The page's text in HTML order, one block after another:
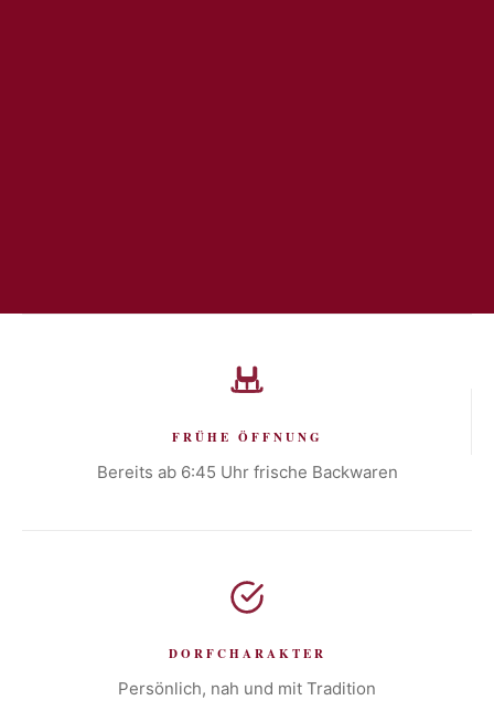
FRÜHE ÖFFNUNG
Bereits ab 6:45 Uhr frische Backwaren
DORFCHARAKTER
Persönlich, nah und mit Tradition